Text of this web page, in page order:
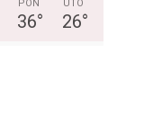
PON
36°
UTO
26°